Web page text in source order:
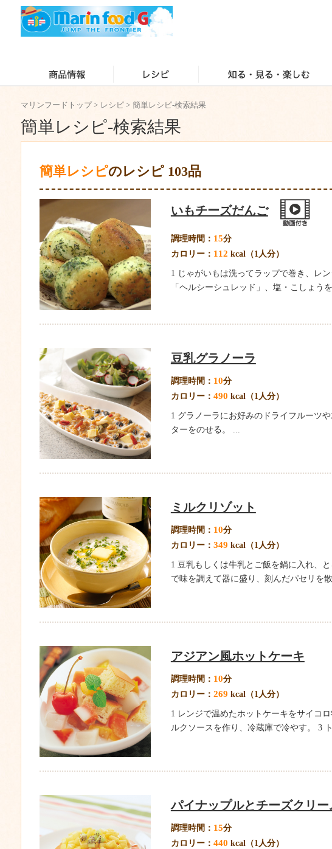
マリンフードトップ> レシピ> 簡単レシピ-検索結果
簡単レシピ-検索結果
簡単レシピのレシピ 103品
いもチーズだんご
調理時間： 15分
カロリー： 112 kcal（1人分）
1 じゃがいもは洗ってラップで巻き、レ
「ヘルシーシュレッド」、塩・こしょう
豆乳グラノーラ
調理時間： 10分
カロリー： 490 kcal（1人分）
1 グラノーラにお好みのドライフルーツ
ターをのせる。 ...
ミルクリゾット
調理時間： 10分
カロリー： 349 kcal（1人分）
1 豆乳もしくは牛乳とご飯を鍋に入れ、
で味を調えて器に盛り、刻んだパセリを散
アジアン風ホットケーキ
調理時間： 10分
カロリー： 269 kcal（1人分）
1 レンジで温めたホットケーキをサイコ
ルクソースを作り、冷蔵庫で冷やす。 3
パイナップルとチーズクリ
調理時間： 15分
カロリー： 440 kcal（1人分）